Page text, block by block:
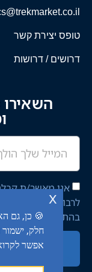
🍪 כן, גם
חלק, ישמור
אפשר
x
טופס יצירת קשר
דרושים / דרושות
השאירו
אני מאשר/ת
לרבות מסרון
בהתאם ל־מדיניות